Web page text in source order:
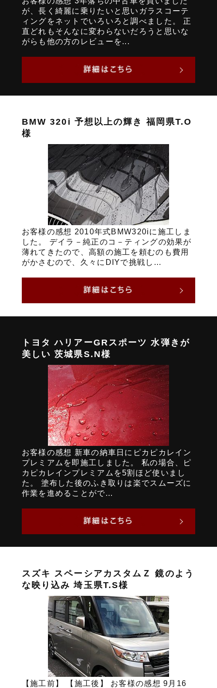
が、長く綺麗に乗りたいと思いガラスコーテ
ィングをネットでいろいろと調べました。 正
直どれもそんなに変わらないだろうと思いな
がらも他の方のレビューを...
BMW 320i 予想以上の輝き 福岡県T.O
様
お客様の感想 2010年式BMW320iに施工しま
した。 デイラ－純正のコ－ティングの効果が
薄れてきたので、高額の施工を頼むのも費用
がかさむので、久々にDIYで挑戦し...
トヨタ ハリアーGRスポーツ 水弾きが
美しい 茨城県S.N様
お客様の感想 新車の納車日にピカピカレイン
プレミアムを即施工しました。 私の場合、ピ
カピカレインプレミアムを5割ほど使いまし
た。 塗布した後のふき取りは楽でスムーズに
作業を進めることがで...
スズキ スペーシアカスタムＺ 鏡のよう
な映り込み 埼玉県T.S様
【施工前】 【施工後】 お客様の感想 9月16